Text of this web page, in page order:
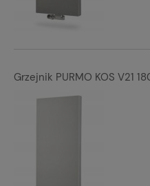
Grzejnik PURMO KOS V21